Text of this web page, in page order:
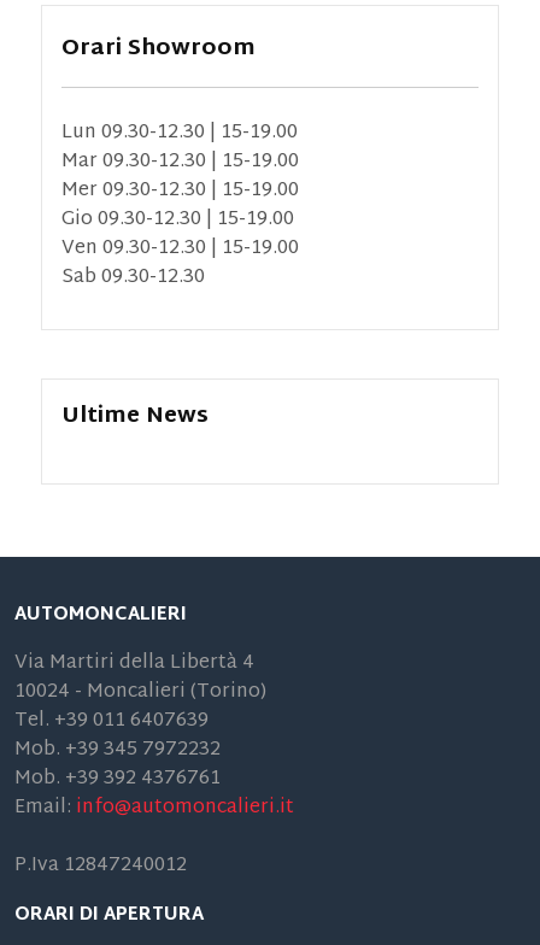
Orari Showroom
Lun 09.30-12.30 | 15-19.00
Mar 09.30-12.30 | 15-19.00
Mer 09.30-12.30 | 15-19.00
Gio 09.30-12.30 | 15-19.00
Ven 09.30-12.30 | 15-19.00
Sab 09.30-12.30
Ultime News
AUTOMONCALIERI
Via Martiri della Libertà 4
10024 - Moncalieri (Torino)
Tel. +39 011 6407639
Mob. +39 345 7972232
Mob. +39 392 4376761
Email: info@automoncalieri.it
P.Iva 12847240012
ORARI DI APERTURA